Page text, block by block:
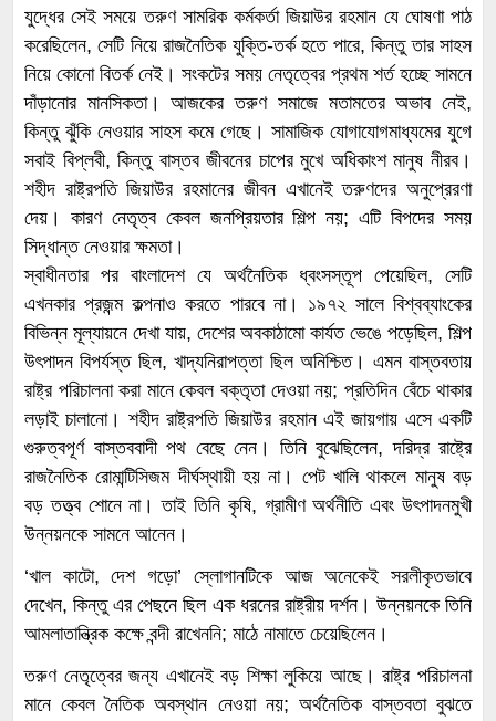
যুদ্ধের সেই সময়ে তরুণ সামরিক কর্মকর্তা জিয়াউর রহমান যে ঘোষণা পাঠ
করেছিলেন, সেটি নিয়ে রাজনৈতিক যুক্তি-তর্ক হতে পারে, কিন্তু তার সাহস
নিয়ে কোনো বিতর্ক নেই। সংকটের সময় নেতৃত্বের প্রথম শর্ত হচ্ছে সামনে
দাঁড়ানোর মানসিকতা। আজকের তরুণ সমাজে মতামতের অভাব নেই,
কিন্তু ঝুঁকি নেওয়ার সাহস কমে গেছে। সামাজিক যোগাযোগমাধ্যমের যুগে
সবাই বিপ্লবী, কিন্তু বাস্তব জীবনের চাপের মুখে অধিকাংশ মানুষ নীরব।
শহীদ রাষ্ট্রপতি জিয়াউর রহমানের জীবন এখানেই তরুণদের অনুপ্রেরণা
দেয়। কারণ নেতৃত্ব কেবল জনপ্রিয়তার শিল্প নয়; এটি বিপদের সময়
সিদ্ধান্ত নেওয়ার ক্ষমতা।
স্বাধীনতার পর বাংলাদেশ যে অর্থনৈতিক ধ্বংসস্তূপ পেয়েছিল, সেটি
এখনকার প্রজন্ম কল্পনাও করতে পারবে না। ১৯৭২ সালে বিশ্বব্যাংকের
বিভিন্ন মূল্যায়নে দেখা যায়, দেশের অবকাঠামো কার্যত ভেঙে পড়েছিল, শিল্প
উৎপাদন বিপর্যস্ত ছিল, খাদ্যনিরাপত্তা ছিল অনিশ্চিত। এমন বাস্তবতায়
রাষ্ট্র পরিচালনা করা মানে কেবল বক্তৃতা দেওয়া নয়; প্রতিদিন বেঁচে থাকার
লড়াই চালানো। শহীদ রাষ্ট্রপতি জিয়াউর রহমান এই জায়গায় এসে একটি
গুরুত্বপূর্ণ বাস্তববাদী পথ বেছে নেন। তিনি বুঝেছিলেন, দরিদ্র রাষ্ট্রে
রাজনৈতিক রোমান্টিসিজম দীর্ঘস্থায়ী হয় না। পেট খালি থাকলে মানুষ বড়
বড় তত্ত্ব শোনে না। তাই তিনি কৃষি, গ্রামীণ অর্থনীতি এবং উৎপাদনমুখী
উন্নয়নকে সামনে আনেন।
‘খাল কাটো, দেশ গড়ো’ স্লোগানটিকে আজ অনেকেই সরলীকৃতভাবে
দেখেন, কিন্তু এর পেছনে ছিল এক ধরনের রাষ্ট্রীয় দর্শন। উন্নয়নকে তিনি
আমলাতান্ত্রিক কক্ষে বন্দী রাখেননি; মাঠে নামাতে চেয়েছিলেন।
তরুণ নেতৃত্বের জন্য এখানেই বড় শিক্ষা লুকিয়ে আছে। রাষ্ট্র পরিচালনা
মানে কেবল নৈতিক অবস্থান নেওয়া নয়; অর্থনৈতিক বাস্তবতা বুঝতে